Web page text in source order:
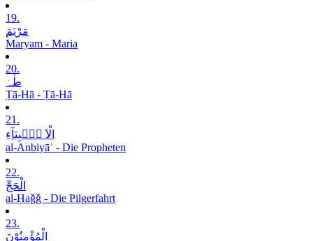
19.
مَرْیَمَ
Maryam - Maria
20.
طٰہٰ
Ṭā-Hā - Ṭā-Hā
21.
الْاَ نۡۢبِیَآءِ
al-Anbiyāʾ - Die Propheten
22.
الْحَجِّ
al-Ḥaǧǧ - Die Pilgerfahrt
23.
الْمُؤْمِنُوْنَ